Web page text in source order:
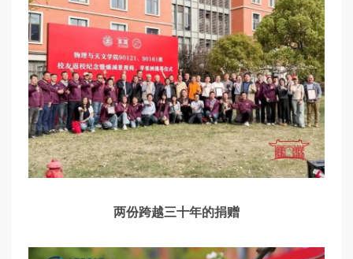
两份跨越三十年的捐赠